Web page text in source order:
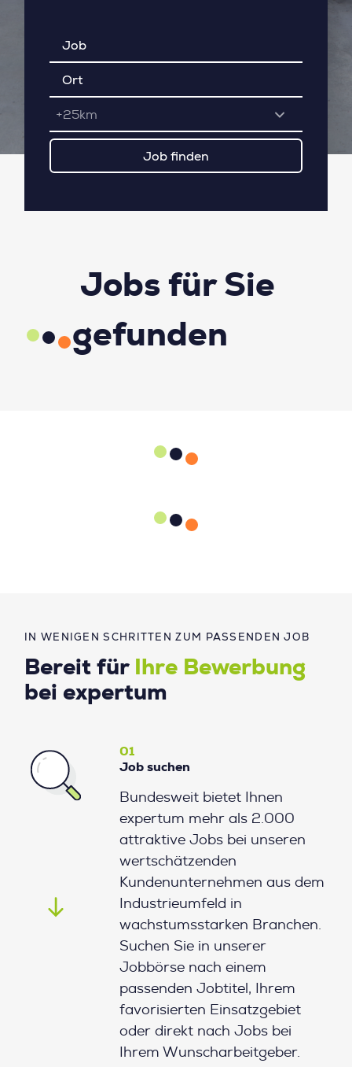
+25km
IN WENIGEN SCHRITTEN ZUM PASSENDEN JOB
Bereit für
Ihre Bewerbung
bei expertum
01
Job suchen
Bundesweit bietet Ihnen
expertum mehr als 2.000
attraktive Jobs bei unseren
wertschätzenden
Kundenunternehmen aus dem
Industrieumfeld in
wachstumsstarken Branchen.
Suchen Sie in unserer
Jobbörse nach einem
passenden Jobtitel, Ihrem
favorisierten Einsatzgebiet
oder direkt nach Jobs bei
Ihrem Wunscharbeitgeber.